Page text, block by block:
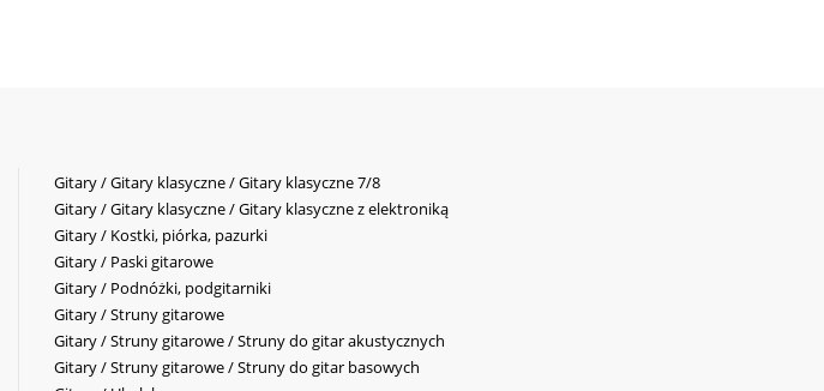
Gitary / Gitary klasyczne / Gitary klasyczne 7/8
Gitary / Gitary klasyczne / Gitary klasyczne z elektroniką
Gitary / Kostki, piórka, pazurki
Gitary / Paski gitarowe
Gitary / Podnóżki, podgitarniki
Gitary / Struny gitarowe
Gitary / Struny gitarowe / Struny do gitar akustycznych
Gitary / Struny gitarowe / Struny do gitar basowych